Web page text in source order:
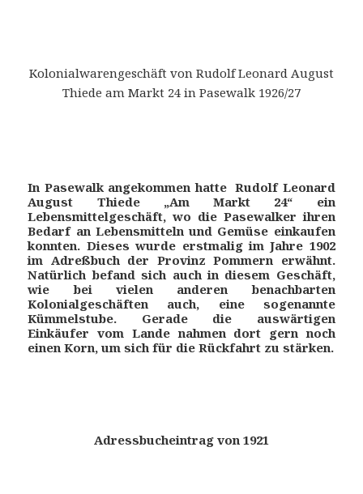
Kolonialwarengeschäft von Rudolf Leonard August
Thiede am Markt 24 in Pasewalk 1926/27
In Pasewalk angekommen hatte Rudolf Leonard
August Thiede „Am Markt 24“ ein
Lebensmittelgeschäft, wo die Pasewalker ihren
Bedarf an Lebensmitteln und Gemüse einkaufen
konnten. Dieses wurde erstmalig im Jahre 1902
im Adreßbuch der Provinz Pommern erwähnt.
Natürlich befand sich auch in diesem Geschäft,
wie bei vielen anderen benachbarten
Kolonialgeschäften auch, eine sogenannte
Kümmelstube. Gerade die auswärtigen
Einkäufer vom Lande nahmen dort gern noch
einen Korn, um sich für die Rückfahrt zu stärken.
Adressbucheintrag von 1921